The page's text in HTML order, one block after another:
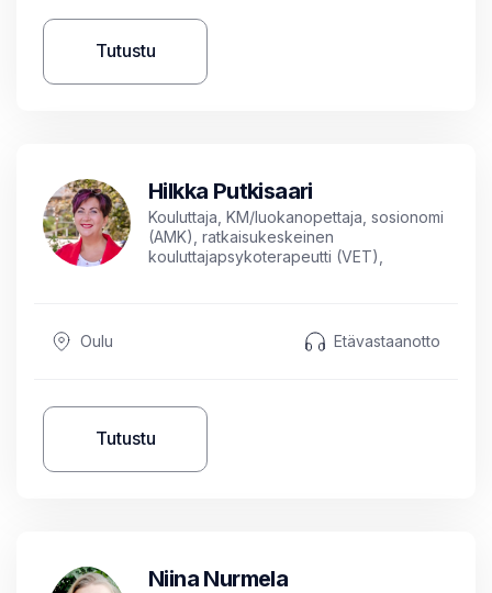
Tutustu
Hilkka Putkisaari
Kouluttaja, KM/luokanopettaja, sosionomi
(AMK), ratkaisukeskeinen
kouluttajapsykoterapeutti (VET),
tunnekeskeinen pariterapeutti (ICEEFT),
Oulu Etävastaanotto
Tutustu
Niina Nurmela